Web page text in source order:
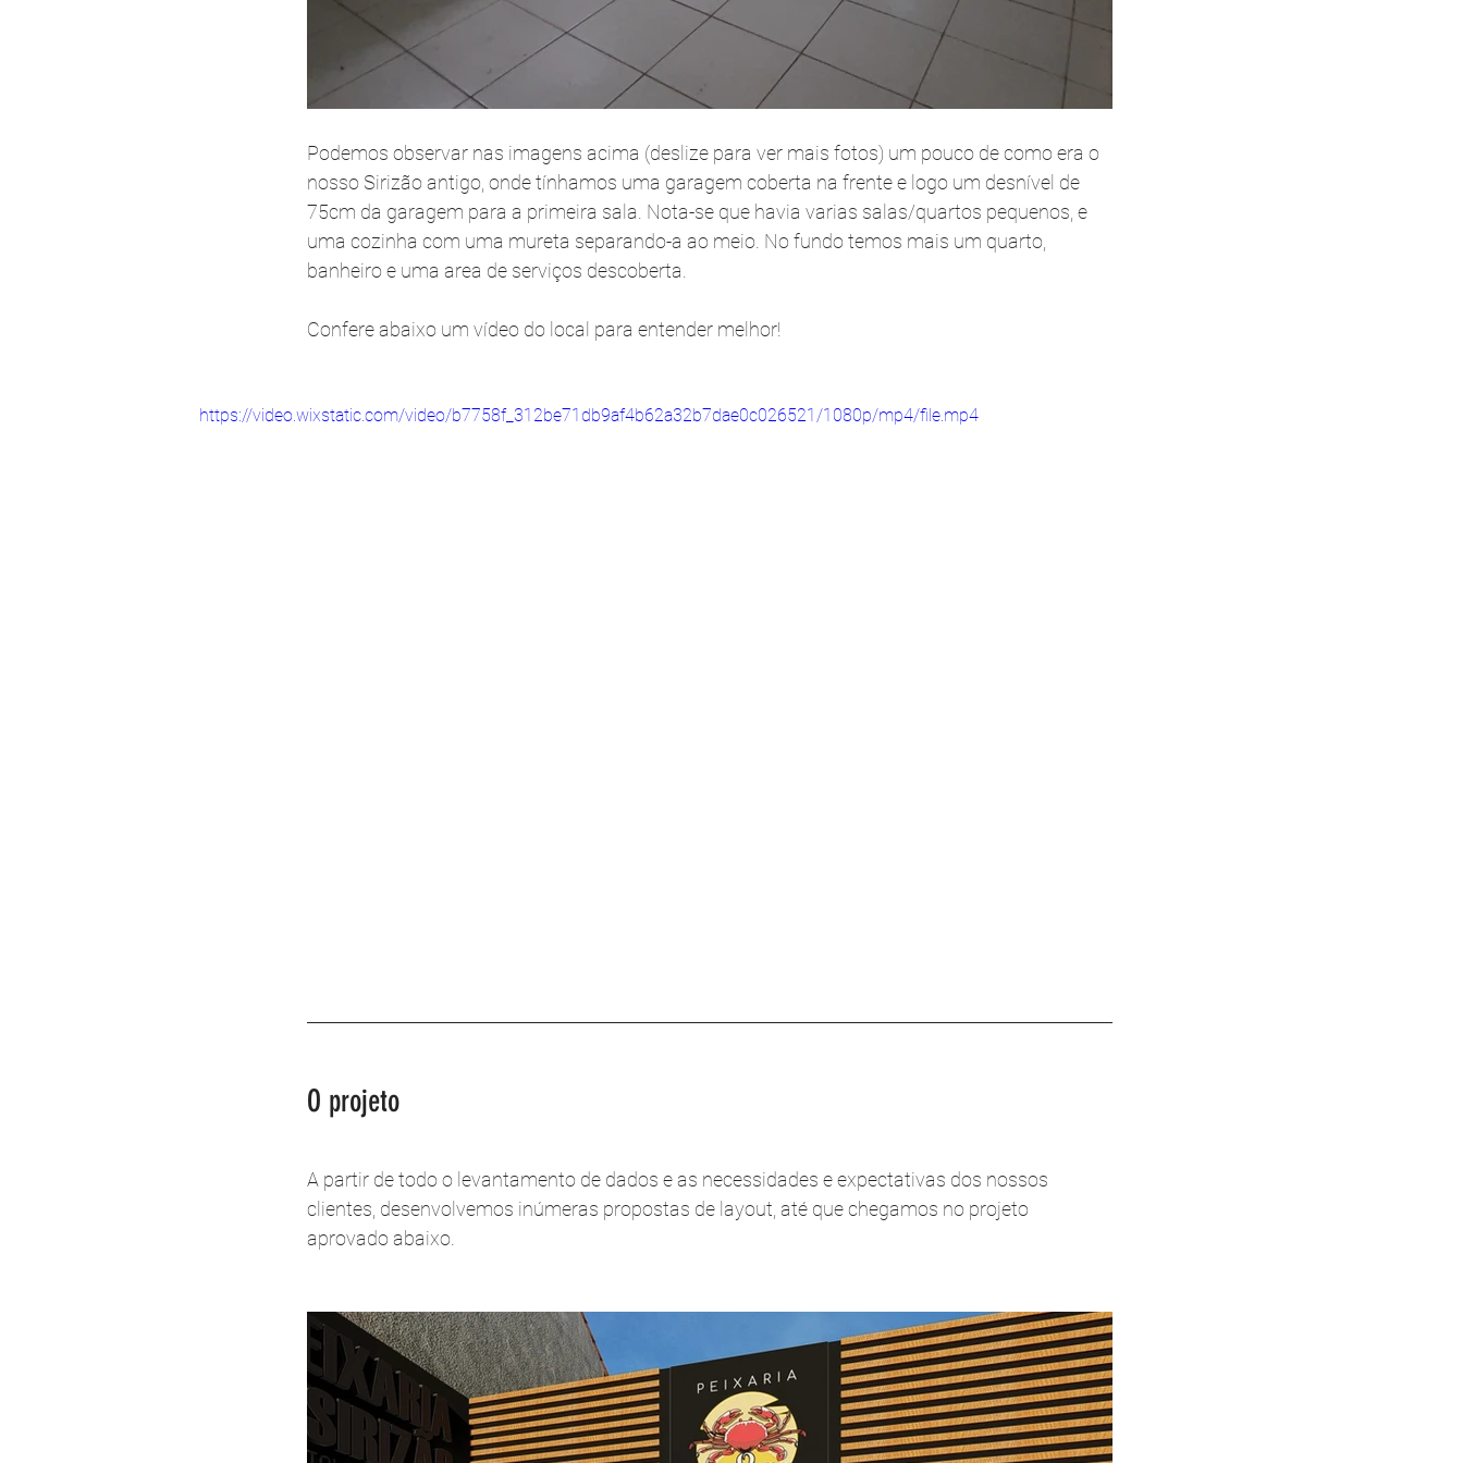
Podemos observar nas imagens acima (deslize para ver mais fotos) um pouco de como era o
nosso Sirizão antigo, onde tínhamos uma garagem coberta na frente e logo um desnível de
75cm da garagem para a primeira sala. Nota-se que havia varias salas/quartos pequenos, e
uma cozinha com uma mureta separando-a ao meio. No fundo temos mais um quarto,
banheiro e uma area de serviços descoberta.
Confere abaixo um vídeo do local para entender melhor!
https://video.wixstatic.com/video/b7758f_312be71db9af4b62a32b7dae0c026521/1080p/mp4/file.mp4
O projeto
A partir de todo o levantamento de dados e as necessidades e expectativas dos nossos
clientes, desenvolvemos inúmeras propostas de layout, até que chegamos no projeto
aprovado abaixo.